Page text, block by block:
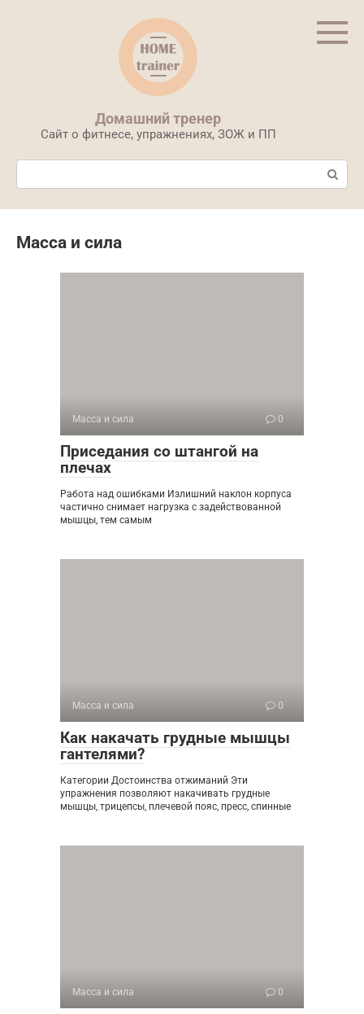
Домашний тренер
Сайт о фитнесе, упражнениях, ЗОЖ и ПП
Поиск:
Масса и сила
Масса и сила 0
Приседания со штангой на
плечах
Работа над ошибками Излишний наклон корпуса
частично снимает нагрузка с задействованной
мышцы, тем самым
Масса и сила 0
Как накачать грудные мышцы
гантелями?
Категории Достоинства отжиманий Эти
упражнения позволяют накачивать грудные
мышцы, трицепсы, плечевой пояс, пресс, спинные
Масса и сила 0